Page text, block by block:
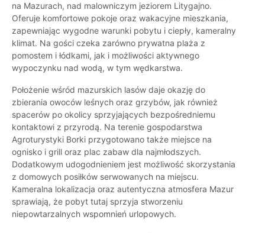
na Mazurach, nad malowniczym jeziorem Litygajno.
Oferuje komfortowe pokoje oraz wakacyjne mieszkania,
zapewniając wygodne warunki pobytu i ciepły, kameralny
klimat. Na gości czeka zarówno prywatna plaża z
pomostem i łódkami, jak i możliwości aktywnego
wypoczynku nad wodą, w tym wędkarstwa.
Położenie wśród mazurskich lasów daje okazję do
zbierania owoców leśnych oraz grzybów, jak również
spacerów po okolicy sprzyjających bezpośredniemu
kontaktowi z przyrodą. Na terenie gospodarstwa
Agroturystyki Borki przygotowano także miejsce na
ognisko i grill oraz plac zabaw dla najmłodszych.
Dodatkowym udogodnieniem jest możliwość skorzystania
z domowych posiłków serwowanych na miejscu.
Kameralna lokalizacja oraz autentyczna atmosfera Mazur
sprawiają, że pobyt tutaj sprzyja stworzeniu
niepowtarzalnych wspomnień urlopowych.